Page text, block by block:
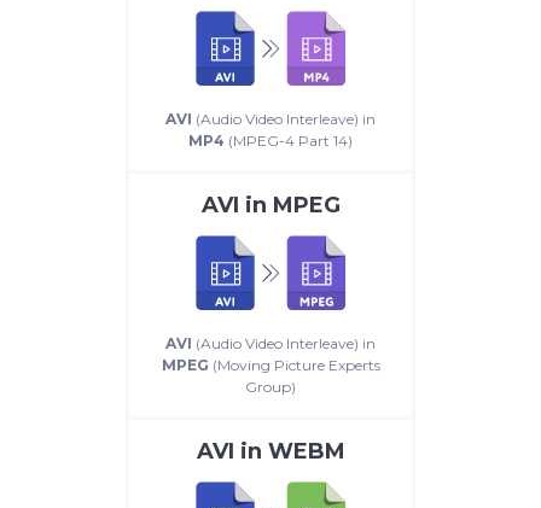
AVI (Audio Video Interleave) in
MP4 (MPEG-4 Part 14)
AVI in MPEG
AVI (Audio Video Interleave) in
MPEG (Moving Picture Experts
Group)
AVI in WEBM